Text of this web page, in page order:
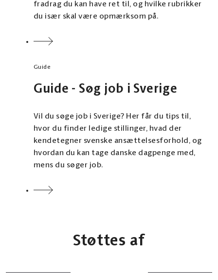
fradrag du kan have ret til, og hvilke rubrikker
du især skal være opmærksom på.
Guide
Guide - Søg job i Sverige
Vil du søge job i Sverige? Her får du tips til,
hvor du finder ledige stillinger, hvad der
kendetegner svenske ansættelsesforhold, og
hvordan du kan tage danske dagpenge med,
mens du søger job.
Støttes af